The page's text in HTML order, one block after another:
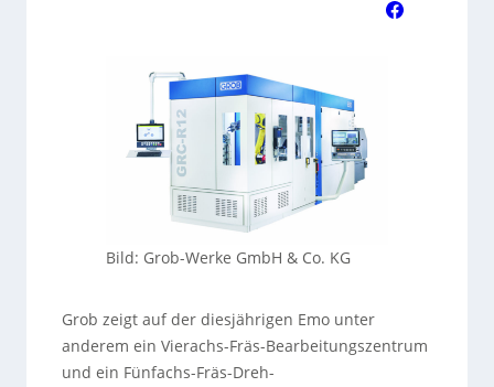
Bild: Grob-Werke GmbH & Co. KG
Grob zeigt auf der diesjährigen Emo unter
anderem ein Vierachs-Fräs-Bearbeitungszentrum
und ein Fünfachs-Fräs-Dreh-